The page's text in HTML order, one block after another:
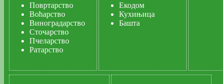
Повртарство
Воћарство
Виноградарство
Сточарство
Пчеларство
Ратарство
Екодом
Кухињица
Башта